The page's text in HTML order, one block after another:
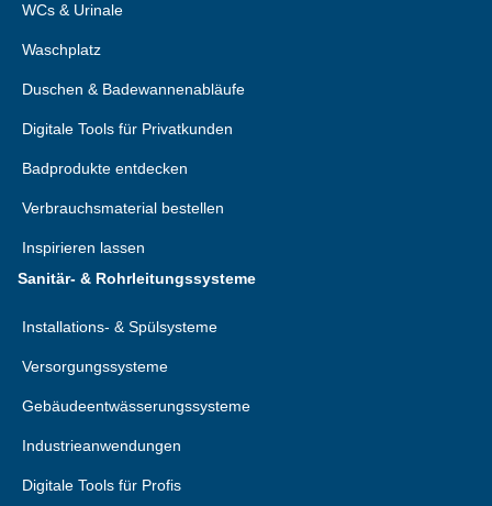
WCs & Urinale
Waschplatz
Duschen & Badewannenabläufe
Digitale Tools für Privatkunden
Badprodukte entdecken
Verbrauchsmaterial bestellen
Inspirieren lassen
Sanitär- & Rohrleitungssysteme
Installations- & Spülsysteme
Versorgungssysteme
Gebäudeentwässerungssysteme
Industrieanwendungen
Digitale Tools für Profis